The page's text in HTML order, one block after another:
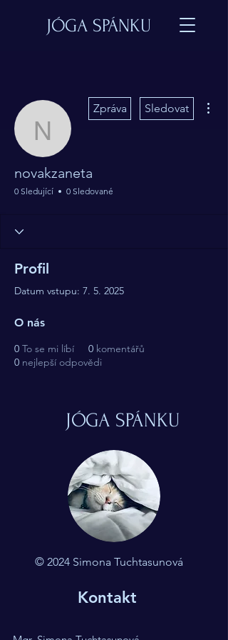
JÓGA SPÁNKU
novakzaneta
Zpráva Sledovat
novakzaneta
0 Sledující 0 Sledované
Profil
Datum vstupu: 7. 5. 2025
O nás
0 To se mi líbí 0 komentářů
0 nejlepší odpovědi
JÓGA SPÁNKU
© 2024 Simona Tuchtasunová
Kontakt